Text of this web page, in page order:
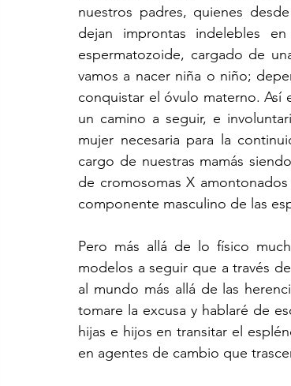
nuestros padres, quienes
dejan improntas indelebles
espermatozoide, cargado de
vamos a nacer niña o niño;
conquistar el óvulo materno.
un camino a seguir, e
mujer necesaria para la
cargo de nuestras mamás
de cromosomas X
componente masculino de las
Pero más allá de lo físico
modelos a seguir que a través
al mundo más allá de las
tomare la excusa y hablaré de
hijas e hijos en transitar el
en agentes de cambio que